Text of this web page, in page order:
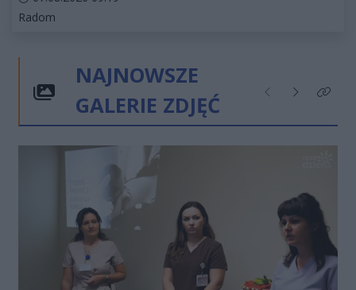
Kategorie artykułu:
Radom
NAJNOWSZE
GALERIE ZDJĘĆ
Poprzednie
NastępneKliknij